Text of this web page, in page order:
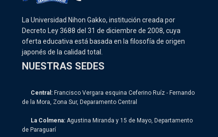
La Universidad Nihon Gakko, institución creada por
Decreto Ley 3688 del 31 de diciembre de 2008, cuya
oferta educativa está basada en la filosofía de origen
japonés de la calidad total.
NUESTRAS SEDES
Central: Francisco Vergara esquina Ceferino Ruíz - Fernando
de la Mora, Zona Sur, Deparamento Central
La Colmena: Agustina Miranda y 15 de Mayo, Departamento
de Paraguarí